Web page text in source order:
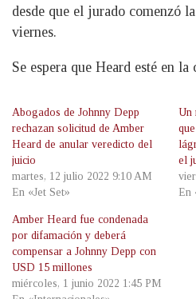
desde que el jurado comenzó
viernes.
Se espera que Heard esté en la
Abogados de Johnny Depp
rechazan solicitud de Amber
Heard de anular veredicto del
juicio
martes, 12 julio 2022 9:10 AM
En «Jet Set»
Un
el
En
Amber Heard fue condenada
por difamación y deberá
compensar a Johnny Depp con
USD 15 millones
miércoles, 1 junio 2022 1:45 PM